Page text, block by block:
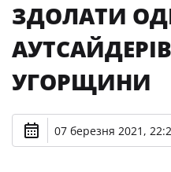
ЗДОЛАТИ
УГОРЩИНИ
07 березня 2021,